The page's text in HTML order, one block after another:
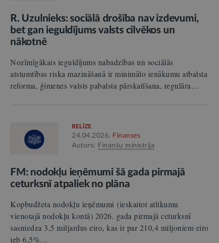
R. Uzulnieks: sociālā drošība nav izdevumi,
bet gan ieguldījums valsts cilvēkos un
nākotnē
Nozīmīgākais ieguldījums nabadzības un sociālās
atstumtības riska mazināšanā ir minimālo ienākumu atbalsta
reforma, ģimenes valsts pabalsta pārskatīšana, regulāra…
RELĪZE
24.04.2026. Finanses
Autors: Finanšu ministrija
FM: nodokļu ieņēmumi šā gada pirmajā
ceturksnī atpaliek no plāna
Kopbudžeta nodokļu ieņēmumi (ieskaitot atlikumu
vienotajā nodokļu kontā) 2026. gada pirmajā ceturksnī
sasniedza 3,5 miljardus eiro, kas ir par 210,4 miljoniem eiro
jeb 6,5%…